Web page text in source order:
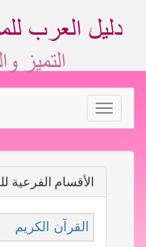
Toggle
navigation
الأقسام الفرعية للقسم:
القرآن الكريم